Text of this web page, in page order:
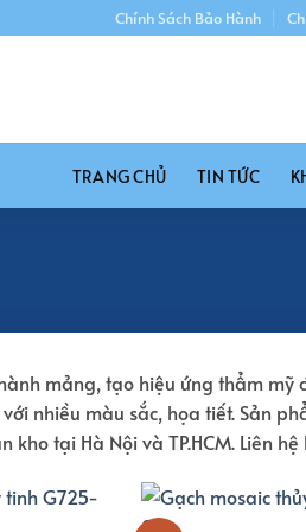
Chính Sách Bảo Hành
TRANG CHỦ TIN TỨC
mảng, tạo hiệu ứng thẩm
nhiều màu sắc, họa tiết. Sản
tại Hà Nội và TP.HCM. Liên